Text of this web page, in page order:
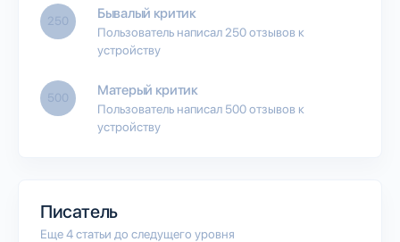
250 Бывалый критик
Пользователь написал 250 отзывов к
устройству
500 Матерый критик
Пользователь написал 500 отзывов к
устройству
Писатель
Еще 4 статьи до следущего уровня